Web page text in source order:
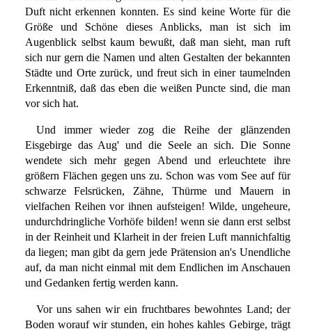
Duft nicht erkennen konnten. Es sind keine Worte für die
Größe und Schöne dieses Anblicks, man ist sich im
Augenblick selbst kaum bewußt, daß man sieht, man ruft
sich nur gern die Namen und alten Gestalten der bekannten
Städte und Orte zurück, und freut sich in einer taumelnden
Erkenntniß, daß das eben die weißen Puncte sind, die man
vor sich hat.
Und immer wieder zog die Reihe der glänzenden
Eisgebirge das Aug' und die Seele an sich. Die Sonne
wendete sich mehr gegen Abend und erleuchtete ihre
größern Flächen gegen uns zu. Schon was vom See auf für
schwarze Felsrücken, Zähne, Thürme und Mauern in
vielfachen Reihen vor ihnen aufsteigen! Wilde, ungeheure,
undurchdringliche Vorhöfe bilden! wenn sie dann erst selbst
in der Reinheit und Klarheit in der freien Luft mannichfaltig
da liegen; man gibt da gern jede Prätension an's Unendliche
auf, da man nicht einmal mit dem Endlichen im Anschauen
und Gedanken fertig werden kann.
Vor uns sahen wir ein fruchtbares bewohntes Land; der
Boden worauf wir stunden, ein hohes kahles Gebirge, trägt